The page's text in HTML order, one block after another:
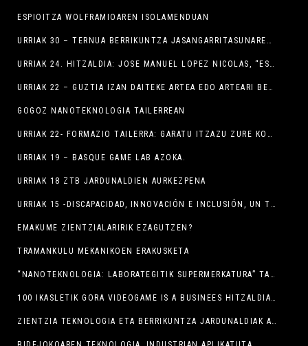
ESPIOITZA WOLFRAMIOAREN ISOLAMENDUAN
URRIAK 30 – TERNUA BERRIKUNTZA JASANGARRITASUNAREN EREDU
URRIAK 24. HITZALDIA: JOSE MANUEL LOPEZ NICOLAS, “ESPIOI BAT SUPERMERKATUAN”
URRIAK 22 – GUZTIA IZAN DAITEKE ARTEA EDO ARTEARI BEGIRADA DESBERDIN BAT
GOGOZ NANOTEKNOLOGIA TAILERREAN
URRIAK 22- FORMAZIO TAILERRA: GARATU ITZAZU ZURE KOMUNIKAZIO-TREBETASUNAK
URRIAK 19 – BASQUE GAME LAB AZOKA.
URRIAK 18 ZTB JARDUNALDIEN AURKEZPENA
URRIAK 15 -DISCAPACIDAD, INNOVACIÓN E INCLUSIÓN, UN TRINOMIO SIN BARRERAS – EDURNE ALVAREZ DE MON
EMAKUME ZIENTZIALARIRIK EZAGUTZEN?
TRAMANKULU MEKANIKOEN ERAKUSKETA
“NANOTEKNOLOGIA: LABORATEGITIK SUPERMERKATURA” TAILERRA.
100 IKASLETIK GORA VIDEOGAME IS A BUSINEES HITZALDIAN
ZIENTZIA TEKNOLOGIA ETA BERRIKUNTZA JARDUNALDIAK ARE ETA ZABALAGO